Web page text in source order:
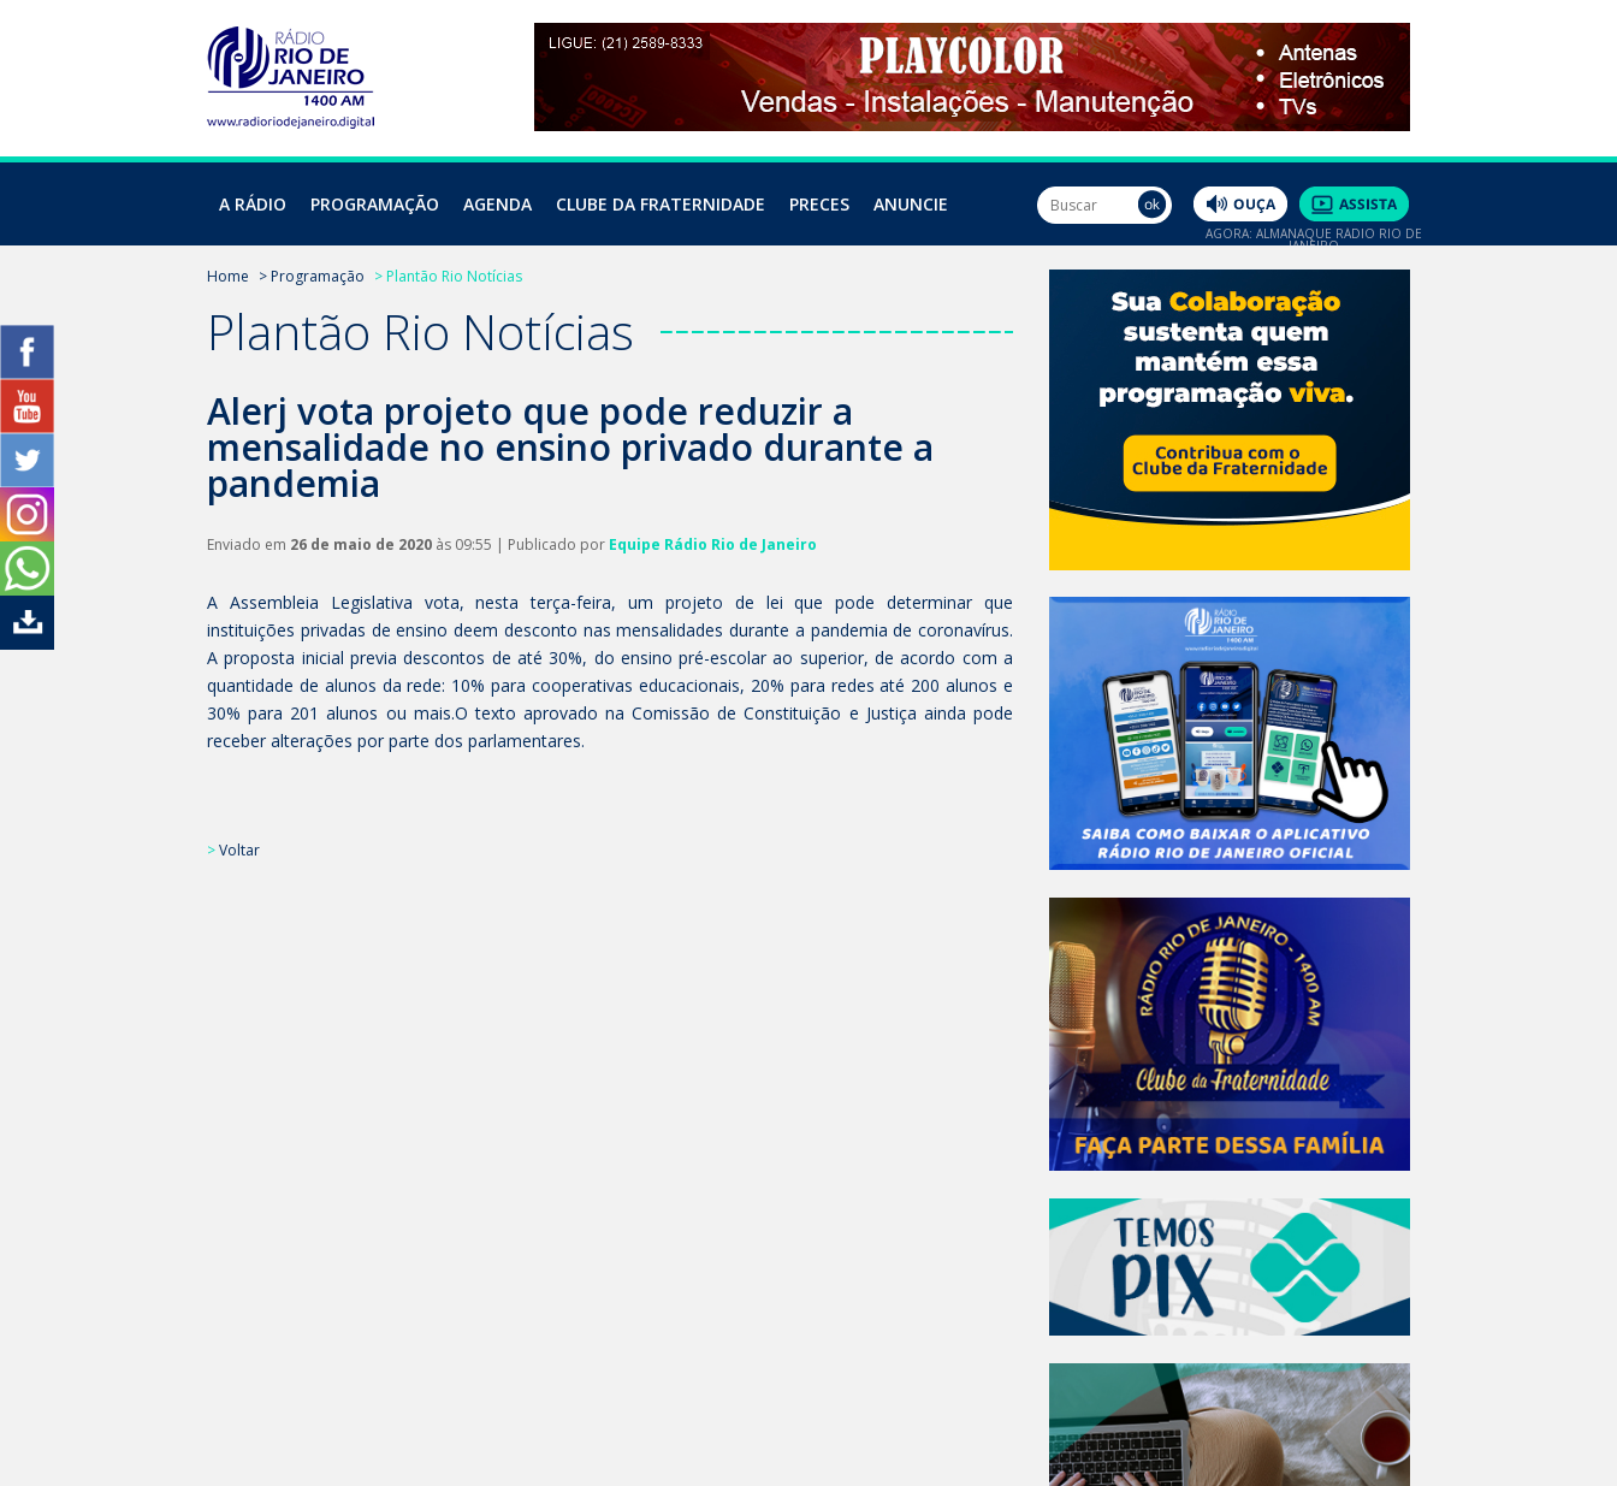
A RÁDIO PROGRAMAÇÃO AGENDA CLUBE DA FRATERNIDADE PRECES ANUNCIE
AGORA: ALMANAQUE RÁDIO RIO DE
JANEIRO
Home > Programação > Plantão Rio Notícias
Plantão Rio Notícias
Alerj vota projeto que pode reduzir a
mensalidade no ensino privado durante a
pandemia
Enviado em 26 de maio de 2020 às 09:55 | Publicado por Equipe Rádio Rio de Janeiro
A Assembleia Legislativa vota, nesta terça-feira, um projeto de lei que pode determinar que
instituições privadas de ensino deem desconto nas mensalidades durante a pandemia de coronavírus.
A proposta inicial previa descontos de até 30%, do ensino pré-escolar ao superior, de acordo com a
quantidade de alunos da rede: 10% para cooperativas educacionais, 20% para redes até 200 alunos e
30% para 201 alunos ou mais.O texto aprovado na Comissão de Constituição e Justiça ainda pode
receber alterações por parte dos parlamentares.
>Voltar